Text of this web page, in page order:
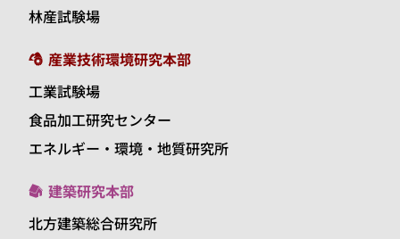
林産試験場
産業技術環境研究本部
工業試験場
食品加工研究センター
エネルギー・環境・地質研究所
建築研究本部
北方建築総合研究所